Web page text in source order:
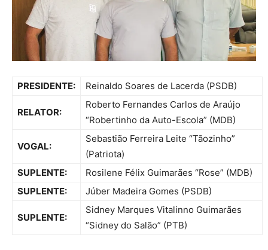
PRESIDENTE: Reinaldo Soares de Lacerda (PSDB)
RELATOR:
Roberto Fernandes Carlos de Araújo
“Robertinho da Auto-Escola” (MDB)
VOGAL:
Sebastião Ferreira Leite “Tãozinho”
(Patriota)
SUPLENTE:
Rosilene Félix Guimarães “Rose” (MDB)
SUPLENTE:
Júber Madeira Gomes (PSDB)
SUPLENTE:
Sidney Marques Vitalinno Guimarães
“Sidney do Salão” (PTB)